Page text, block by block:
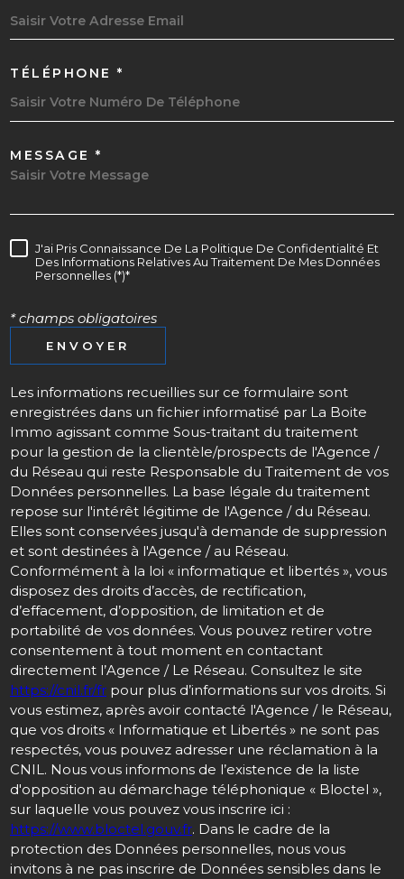
TÉLÉPHONE *
MESSAGE *
J'ai Pris Connaissance De La Politique De Confidentialité Et
Des Informations Relatives Au Traitement De Mes Données
Personnelles (*)*
* champs obligatoires
ENVOYER
Les informations recueillies sur ce formulaire sont
enregistrées dans un fichier informatisé par La Boite
Immo agissant comme Sous-traitant du traitement
pour la gestion de la clientèle/prospects de l'Agence /
du Réseau qui reste Responsable du Traitement de vos
Données personnelles. La base légale du traitement
repose sur l'intérêt légitime de l'Agence / du Réseau.
Elles sont conservées jusqu'à demande de suppression
et sont destinées à l'Agence / au Réseau.
Conformément à la loi « informatique et libertés », vous
disposez des droits d’accès, de rectification,
d’effacement, d’opposition, de limitation et de
portabilité de vos données. Vous pouvez retirer votre
consentement à tout moment en contactant
directement l’Agence / Le Réseau. Consultez le site
https://cnil.fr/fr pour plus d’informations sur vos droits. Si
vous estimez, après avoir contacté l'Agence / le Réseau,
que vos droits « Informatique et Libertés » ne sont pas
respectés, vous pouvez adresser une réclamation à la
CNIL. Nous vous informons de l’existence de la liste
d'opposition au démarchage téléphonique « Bloctel »,
sur laquelle vous pouvez vous inscrire ici :
https://www.bloctel.gouv.fr. Dans le cadre de la
protection des Données personnelles, nous vous
invitons à ne pas inscrire de Données sensibles dans le